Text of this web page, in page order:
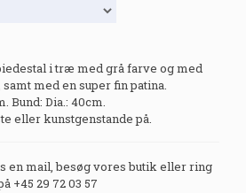
i træ med grå farve og med
med en super fin patina.
Bund: Dia.: 40cm.
eller kunstgenstande på.
en mail, besøg vores butik eller ring
+45 29 72 03 57